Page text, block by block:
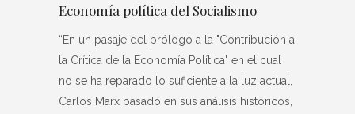
Economía política del Socialismo
“En un pasaje del prólogo a la "Contribución a
la Crítica de la Economía Política" en el cual
no se ha reparado lo suficiente a la luz actual,
Carlos Marx basado en sus análisis históricos,